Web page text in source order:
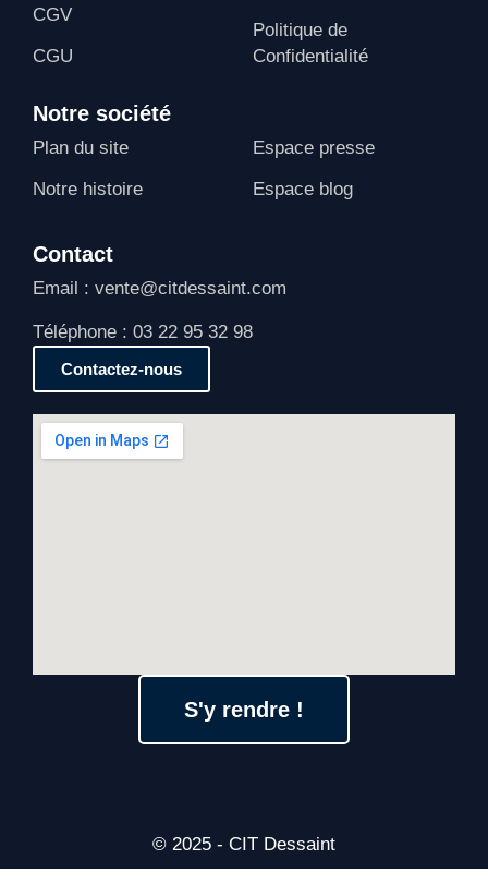
CGV
CGU
Politique de
Confidentialité
Notre société
Plan du site
Notre histoire
Espace presse
Espace blog
Contact
Email : vente@citdessaint.com
Téléphone : 03 22 95 32 98
Contactez-nous
S'y rendre !
© 2025 - CIT Dessaint